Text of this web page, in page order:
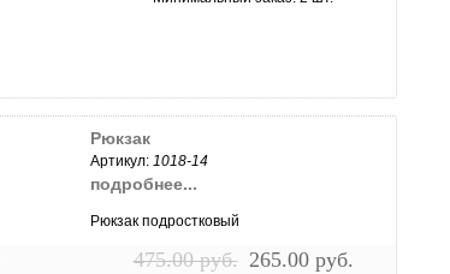
Рюкзак
Артикул: 1018-14
подробнее...
Рюкзак подростковый
475.00 руб. 265.00 руб.